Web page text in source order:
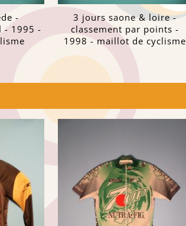
-
- 1995 -
3 jours saone & loire -
classement par points -
1998 - maillot de cyclisme